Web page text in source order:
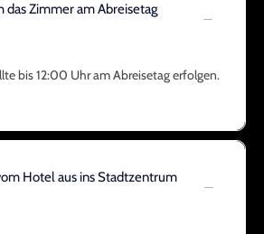
das Zimmer am Abreisetag
bis 12:00 Uhr am Abreisetag erfolgen.
Hotel aus ins Stadtzentrum